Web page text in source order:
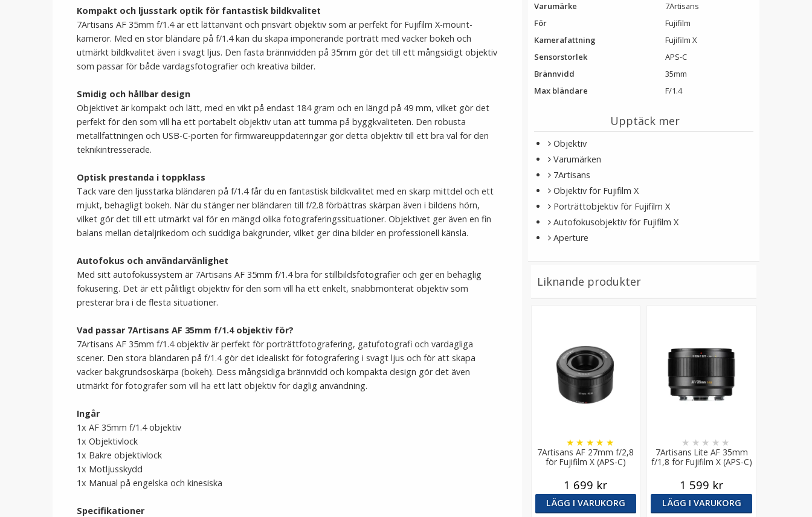
Kompakt och ljusstark optik för fantastisk bildkvalitet
7Artisans AF 35mm f/1.4 är ett lättanvänt och prisvärt objektiv som är perfekt för Fujifilm X-mount-
kameror. Med en stor bländare på f/1.4 kan du skapa imponerande porträtt med vacker bokeh och
utmärkt bildkvalitet även i svagt ljus. Den fasta brännvidden på 35mm gör det till ett mångsidigt objektiv
som passar för både vardagsfotografier och kreativa bilder.
Smidig och hållbar design
Objektivet är kompakt och lätt, med en vikt på endast 184 gram och en längd på 49 mm, vilket gör det
perfekt för den som vill ha ett portabelt objektiv utan att tumma på byggkvaliteten. Den robusta
metallfattningen och USB-C-porten för firmwareuppdateringar gör detta objektiv till ett bra val för den
teknikintresserade.
Optisk prestanda i toppklass
Tack vare den ljusstarka bländaren på f/1.4 får du en fantastisk bildkvalitet med en skarp mittdel och ett
mjukt, behagligt bokeh. När du stänger ner bländaren till f/2.8 förbättras skärpan även i bildens hörn,
vilket gör det till ett utmärkt val för en mängd olika fotograferingssituationer. Objektivet ger även en fin
balans mellan detaljrikedom och suddiga bakgrunder, vilket ger dina bilder en professionell känsla.
Autofokus och användarvänlighet
Med sitt autofokussystem är 7Artisans AF 35mm f/1.4 bra för stillbildsfotografier och ger en behaglig
fokusering. Det är ett pålitligt objektiv för den som vill ha ett enkelt, snabbmonterat objektiv som
presterar bra i de flesta situationer.
Vad passar 7Artisans AF 35mm f/1.4 objektiv för?
7Artisans AF 35mm f/1.4 objektiv är perfekt för porträttfotografering, gatufotografi och vardagliga
scener. Den stora bländaren på f/1.4 gör det idealiskt för fotografering i svagt ljus och för att skapa
vacker bakgrundsoskärpa (bokeh). Dess mångsidiga brännvidd och kompakta design gör det även
utmärkt för fotografer som vill ha ett lätt objektiv för daglig användning.
Ingår
1x AF 35mm f/1.4 objektiv
1x Objektivlock
1x Bakre objektivlock
1x Motljusskydd
1x Manual på engelska och kinesiska
Specifikationer
Varumärke
7Artisans
För
Fujifilm
Kamerafattning
Fujifilm X
Sensorstorlek
APS-C
Brännvidd
35mm
Max bländare
F/1.4
Upptäck mer
Objektiv
Varumärken
7Artisans
Objektiv för Fujifilm X
Porträttobjektiv för Fujifilm X
Autofokusobjektiv för Fujifilm X
Aperture
Liknande produkter
7Artisans AF 27mm f/2,8
för Fujifilm X (APS-C)
★ ★ ★ ★ ★
1 699 kr
LÄGG I VARUKORG
7Artisans Lite AF 35mm
f/1,8 för Fujifilm X (APS-C)
★ ★ ★ ★ ★
1 599 kr
LÄGG I VARUKORG